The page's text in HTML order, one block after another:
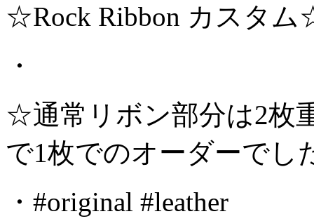
☆Rock Ribbon カスタ
・
☆通常リボン部分は2枚
で1枚でのオーダーで
・#original #leather